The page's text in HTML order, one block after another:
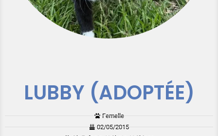
LUBBY (ADOPTÉE)
Femelle
02/05/2015